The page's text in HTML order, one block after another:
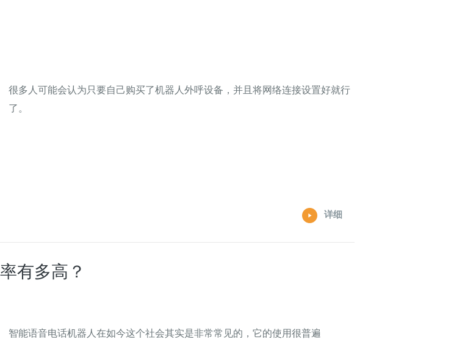
很多人可能会认为只要自己购买了机器人外呼设备，并且将网络连接设置好就行
了。
详细
有多高？
智能语音电话机器人在如今这个社会其实是非常常见的，它的使用很普遍